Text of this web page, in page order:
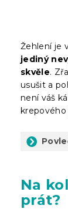
Žehlení je
jediný
skvěle.
usušit a
není váš
krepového
Na
prát?